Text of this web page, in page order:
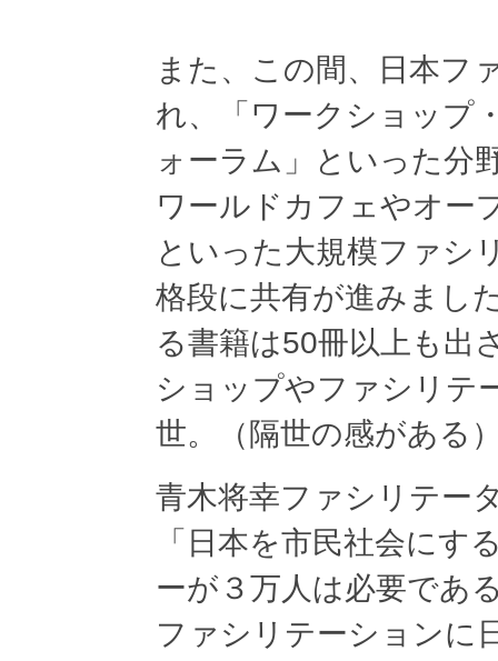
また、この間、日本フ
れ、「ワークショップ
ォーラム」といった分
ワールドカフェやオー
といった大規模ファシ
格段に共有が進みまし
る書籍は50冊以上も出
ショップやファシリテ
世。（隔世の感がある
青木将幸ファシリテー
「日本を市民社会にす
ーが３万人は必要であ
ファシリテーションに